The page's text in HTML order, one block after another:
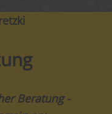
Beratung -